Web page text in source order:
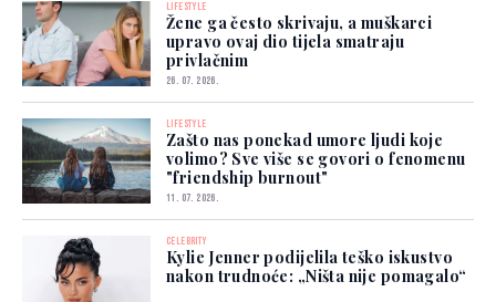
LIFESTYLE
Žene ga često skrivaju, a muškarci
upravo ovaj dio tijela smatraju
privlačnim
26. 07. 2026.
LIFESTYLE
Zašto nas ponekad umore ljudi koje
volimo? Sve više se govori o fenomenu
"friendship burnout"
11. 07. 2026.
CELEBRITY
Kylie Jenner podijelila teško iskustvo
nakon trudnoće: „Ništa nije pomagalo“